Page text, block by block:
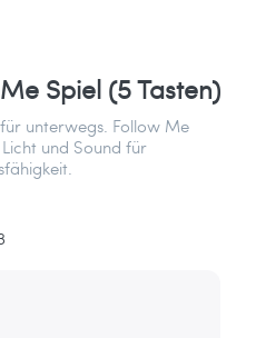
Spiel (5 Tasten)
unterwegs. Follow Me
und Sound für